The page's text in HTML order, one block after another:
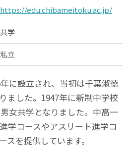
https://edu.chibameitoku.ac.jp/
共学
私立
に設立され、当初は千葉淑徳
ました。1947年に新制中学校
女共学となりました。中高一
学コースやアスリート進学コ
スを提供しています。